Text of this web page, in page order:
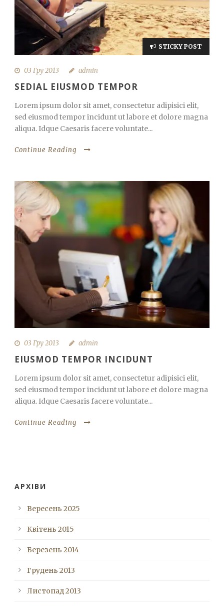
STICKY POST
03 Гру 2013 admin
SEDIAL EIUSMOD TEMPOR
Lorem ipsum dolor sit amet, consectetur adipisici elit,
sed eiusmod tempor incidunt ut labore et dolore magna
aliqua. Idque Caesaris facere voluntate...
Continue Reading
03 Гру 2013 admin
EIUSMOD TEMPOR INCIDUNT
Lorem ipsum dolor sit amet, consectetur adipisici elit,
sed eiusmod tempor incidunt ut labore et dolore magna
aliqua. Idque Caesaris facere voluntate...
Continue Reading
АРХІВИ
Вересень 2025
Квітень 2015
Березень 2014
Грудень 2013
Листопад 2013